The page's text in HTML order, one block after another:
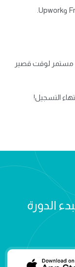
مستمر لوقت قصير
التسجيل!
الدورة